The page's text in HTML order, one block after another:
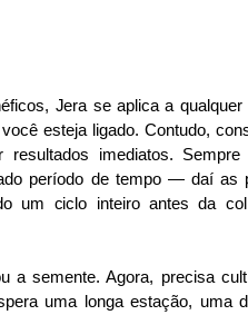
Jera se aplica a qualquer
esteja ligado. Contudo,
imediatos.
período de tempo — daí as
um ciclo inteiro antes da
a semente. Agora, precisa
uma longa estação, uma